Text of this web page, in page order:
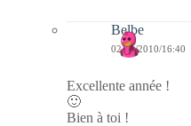
Belbe
02/01/2010/16:40
Excellente année !
🙂
Bien à toi !